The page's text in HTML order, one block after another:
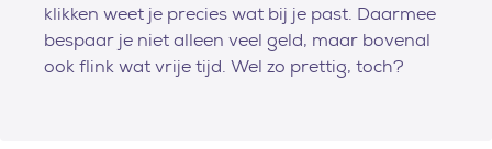
klikken weet je precies wat bij je past. Daarmee
bespaar je niet alleen veel geld, maar bovenal
ook flink wat vrije tijd. Wel zo prettig, toch?